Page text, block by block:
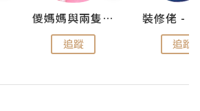
儍媽媽與兩隻小魔怪之家
追蹤 追蹤